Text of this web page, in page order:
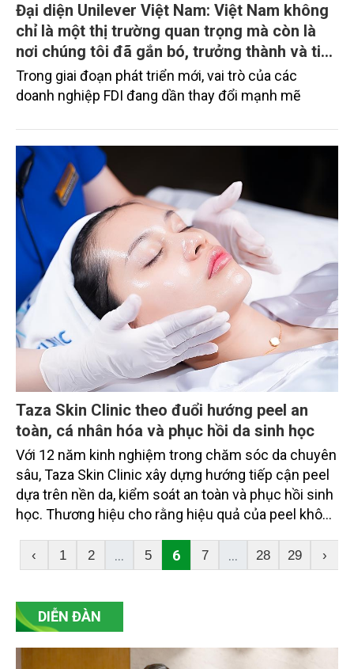
Đại diện Unilever Việt Nam: Việt Nam không
chỉ là một thị trường quan trọng mà còn là
nơi chúng tôi đã gắn bó, trưởng thành và tiếp
tục cam kết đồng hành lâu dài
Trong giai đoạn phát triển mới, vai trò của các
doanh nghiệp FDI đang dần thay đổi mạnh mẽ
Taza Skin Clinic theo đuổi hướng peel an
toàn, cá nhân hóa và phục hồi da sinh học
Với 12 năm kinh nghiệm trong chăm sóc da chuyên
sâu, Taza Skin Clinic xây dựng hướng tiếp cận peel
dựa trên nền da, kiểm soát an toàn và phục hồi sinh
học. Thương hiệu cho rằng hiệu quả của peel không
bằng khả năng làn da ổn định, khỏe hơn và cải thiện
đúng vấn đề sau liệu trình.
‹ 1 2 ... 5 6 7 ... 28 29 ›
DIỄN ĐÀN